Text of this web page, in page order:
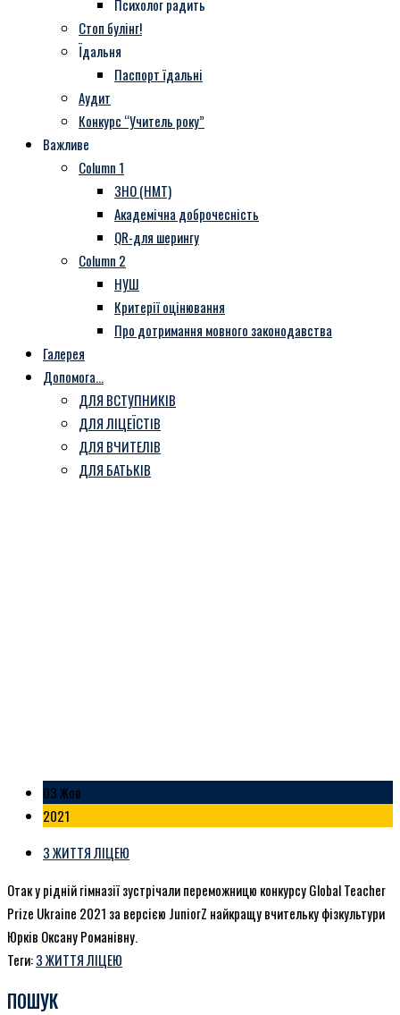
Психолог радить
Стоп булінг!
Їдальня
Паспорт їдальні
Аудит
Конкурс “Учитель року”
Важливе
Column 1
ЗНО (НМТ)
Академічна доброчесність
QR-для шерингу
Column 2
НУШ
Критерії оцінювання
Про дотримання мовного законодавства
Галерея
Допомога…
ДЛЯ ВСТУПНИКІВ
ДЛЯ ЛІЦЕЇСТІВ
ДЛЯ ВЧИТЕЛІВ
ДЛЯ БАТЬКІВ
03 Жов
2021
З ЖИТТЯ ЛІЦЕЮ
Отак у рідній гімназії зустрічали переможницю конкурсу Global Teacher
Prize Ukraine 2021 за версією JuniorZ найкращу вчительку фізкультури
Юрків Оксану Романівну.
Теги:З ЖИТТЯ ЛІЦЕЮ
ПОШУК